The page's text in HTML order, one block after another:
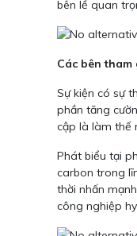
bên lề quan
Các bên
Sự kiện có sự
phần tăng
cập là làm thế
Phát biểu tại
carbon trong
thời nhấn
công nghiệp